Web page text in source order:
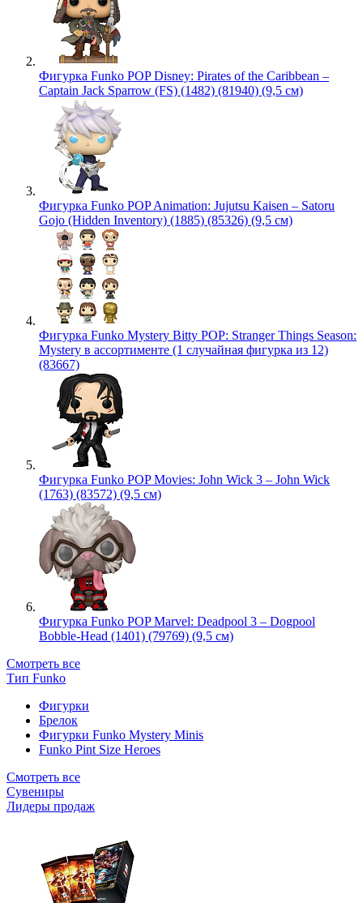
Фигурка Funko POP Disney: Pirates of the Caribbean –
Captain Jack Sparrow (FS) (1482) (81940) (9,5 см)
Фигурка Funko POP Animation: Jujutsu Kaisen – Satoru
Gojo (Hidden Inventory) (1885) (85326) (9,5 см)
Фигурка Funko Mystery Bitty POP: Stranger Things Season:
Mystery в ассортименте (1 случайная фигурка из 12)
(83667)
Фигурка Funko POP Movies: John Wick 3 – John Wick
(1763) (83572) (9,5 см)
Фигурка Funko POP Marvel: Deadpool 3 – Dogpool
Bobble-Head (1401) (79769) (9,5 см)
Смотреть все
Тип Funko
Фигурки
Брелок
Фигурки Funko Mystery Minis
Funko Pint Size Heroes
Смотреть все
Сувениры
Лидеры продаж